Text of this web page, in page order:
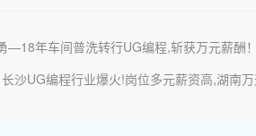
—18年车间普洗转行UG编程,斩获万元薪酬
长沙UG编程行业爆火!岗位多元薪资高,湖南